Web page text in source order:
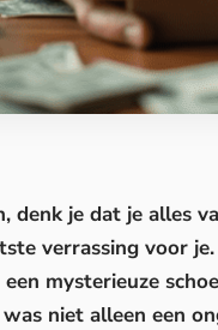
denk je dat je alles
verrassing voor
mysterieuze
niet alleen een